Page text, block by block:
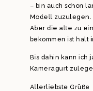
– bin auch schon
Modell zuzulegen.
Aber die alte zu
bekommen ist halt
Bis dahin kann ich
Kameragurt
Allerliebste Grüße